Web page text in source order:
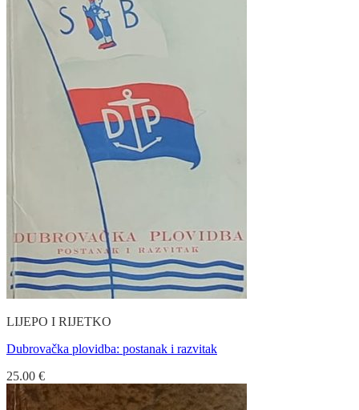
LIJEPO I RIJETKO
Dubrovačka plovidba: postanak i razvitak
25.00 €